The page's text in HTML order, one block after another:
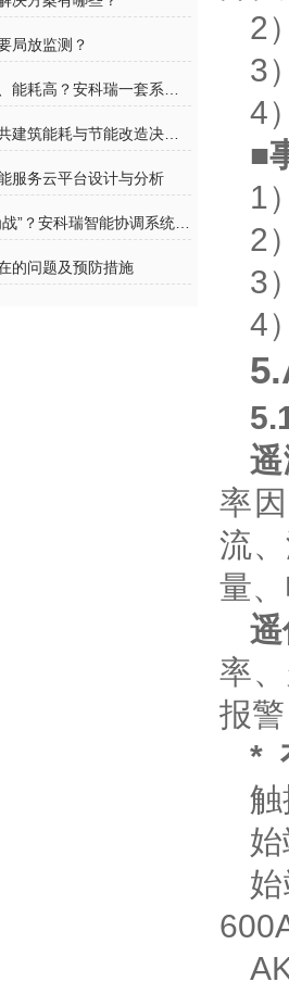
局放监测？
服务云平台设计与分析
的问题及预防措施
2
3
4
■
1
2
3
4
率
流
量
率
报
*